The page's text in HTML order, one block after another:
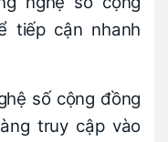
tiếp cận nhanh
số cộng đồng
truy cập vào